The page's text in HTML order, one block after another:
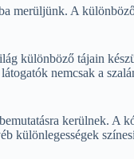
merüljünk. A
különböző tájain
nemcsak a
kerülnek. A
különlegességek